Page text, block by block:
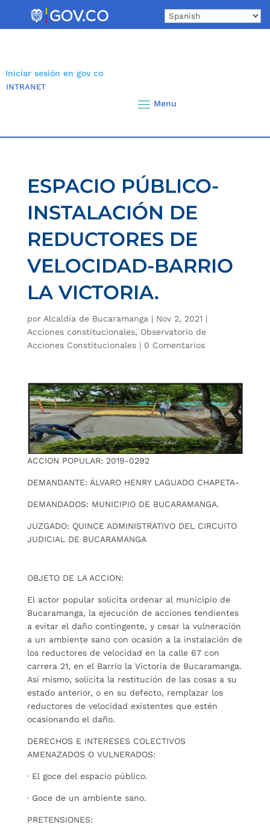
Iniciar sesión en gov co
INTRANET
ESPACIO PÚBLICO-
INSTALACIÓN DE
REDUCTORES DE
VELOCIDAD-BARRIO
LA VICTORIA.
por Alcaldía de Bucaramanga | Nov 2, 2021 |
Acciones constitucionales, Observatorio de
Acciones Constitucionales| 0 Comentarios
ACCION POPULAR: 2019-0292
DEMANDANTE: ÁLVARO HENRY LAGUADO CHAPETA-
DEMANDADOS: MUNICIPIO DE BUCARAMANGA.
JUZGADO: QUINCE ADMINISTRATIVO DEL CIRCUITO
JUDICIAL DE BUCARAMANGA
OBJETO DE LA ACCION:
El actor popular solicita ordenar al municipio de
Bucaramanga, la ejecución de acciones tendientes
a evitar el daño contingente, y cesar la vulneración
a un ambiente sano con ocasión a la instalación de
los reductores de velocidad en la calle 67 con
carrera 21, en el Barrio la Victoria de Bucaramanga.
Así mismo, solicita la restitución de las cosas a su
estado anterior, o en su defecto, remplazar los
reductores de velocidad existentes que estén
ocasionando el daño.
DERECHOS E INTERESES COLECTIVOS
AMENAZADOS O VULNERADOS:
· El goce del espacio público.
· Goce de un ambiente sano.
PRETENSIONES: